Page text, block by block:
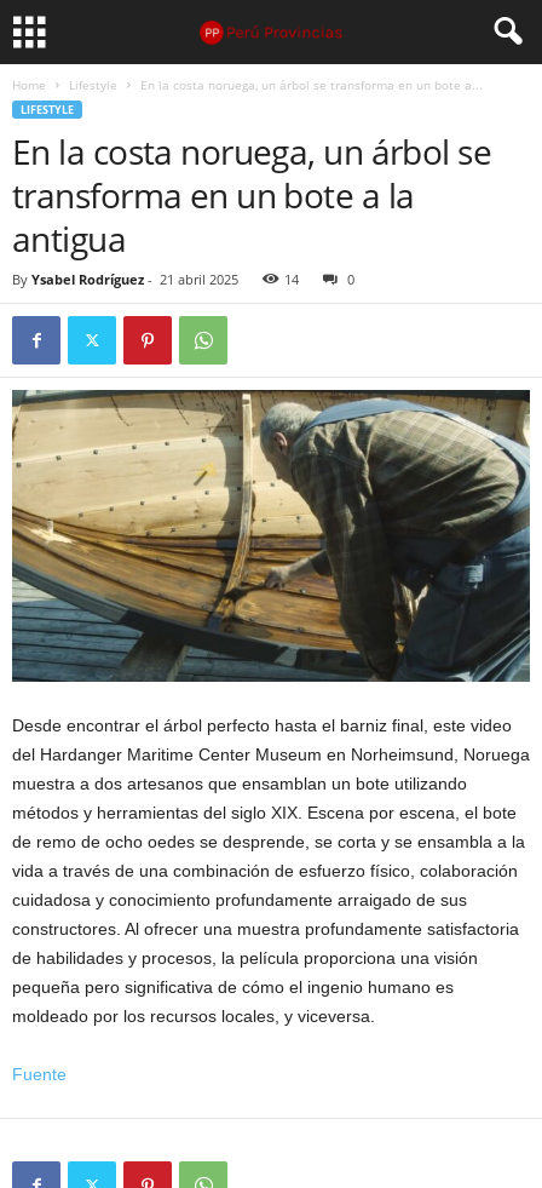
Home Lifestyle En la costa noruega, un árbol se transforma en un bote a...
LIFESTYLE
En la costa noruega, un árbol se
transforma en un bote a la
antigua
By Ysabel Rodríguez - 21 abril 2025 14 0
Desde encontrar el árbol perfecto hasta el barniz final, este video
del Hardanger Maritime Center Museum en Norheimsund, Noruega
muestra a dos artesanos que ensamblan un bote utilizando
métodos y herramientas del siglo XIX. Escena por escena, el bote
de remo de ocho oedes se desprende, se corta y se ensambla a la
vida a través de una combinación de esfuerzo físico, colaboración
cuidadosa y conocimiento profundamente arraigado de sus
constructores. Al ofrecer una muestra profundamente satisfactoria
de habilidades y procesos, la película proporciona una visión
pequeña pero significativa de cómo el ingenio humano es
moldeado por los recursos locales, y viceversa.
Fuente